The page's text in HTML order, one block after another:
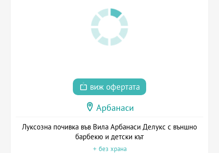
виж офертата
Арбанаси
Луксозна почивка във Вила Арбанаси Делукс с външно
барбекю и детски кът
+ без храна